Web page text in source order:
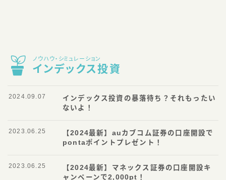
ノウハウ・シミュレーション
インデックス投資
インデックス投資の暴落待ち？それもったい
ないよ！
2024.09.07
【2024最新】auカブコム証券の口座開設で
pontaポイントプレゼント！
2023.06.25
【2024最新】マネックス証券の口座開設キ
ャンペーンで2,000pt！
2023.06.25